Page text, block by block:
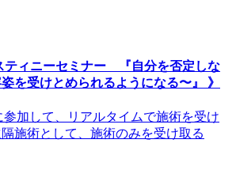
ティニーセミナー 『自分を否定しな
を受けとめられるようになる〜』 》
参加して、リアルタイムで施術を受け
施術として、施術のみを受け取る